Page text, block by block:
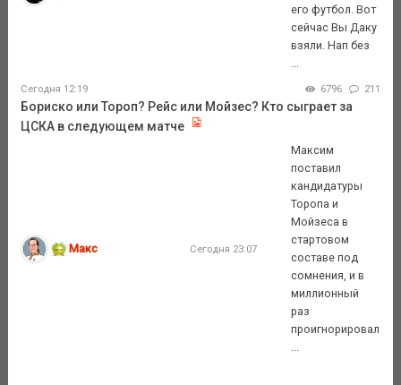
его футбол. Вот
сейчас Вы Даку
взяли. Нап без
Сегодня 12:19 6796 211
Бориско или Тороп? Рейс или Мойзес? Кто сыграет за
ЦСКА в следующем матче
Макс Сегодня 23:07
Максим
поставил
кандидатуры
Торопа и
Мойзеса в
стартовом
составе под
сомнения, и в
миллионный
раз
проигнорировал
...